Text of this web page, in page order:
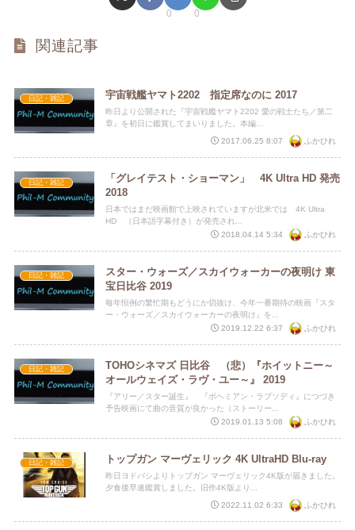
0 0
関連記事
日記・雑記 宇宙戦艦ヤマト2202 指定席なのに 2017
昨日より公開された『宇宙戦艦ヤマト2202 愛の戦士たち／第二
章』を初日に鑑賞してまいりました。本編...
2017.06.25 8:07
ふかひれ
日記・雑記
「グレイテスト・ショーマン」 4K Ultra HD 発売
2018
日本ではまだ映画館で上映されていますが北米では 4K Ultra
HD （日本語字幕付き）が発売され...
2018.04.14 5:34
ふかひれ
日記・雑記
スター・ウォーズ／スカイウォーカーの夜明け 東
宝日比谷 2019
毎年恒例の繁忙期もどうにか切抜け、今年一番期待の映画『スタ
ー・ウォーズ／スカイウォーカーの夜明け』を...
2019.12.22 6:37
ふかひれ
日記・雑記
TOHOシネマズ 日比谷 （悲）『ホイットニー～
オールウェイズ・ラヴ・ユー～』 2019
『アリー／スター誕生』 『ボヘミアン・ラプソディ』につづき
予告映画にて曲の音質が良かった（ストーリー...
2019.01.13 5:08
ふかひれ
日記・雑記 トップガン マーヴェリック 4K UltraHD Blu-ray
昨日ヨドバシよりトップガン マーヴェリック4K版が届きました。
夕食後早速鑑賞しました。旧作4K版より...
2022.11.02 6:33
ふかひれ